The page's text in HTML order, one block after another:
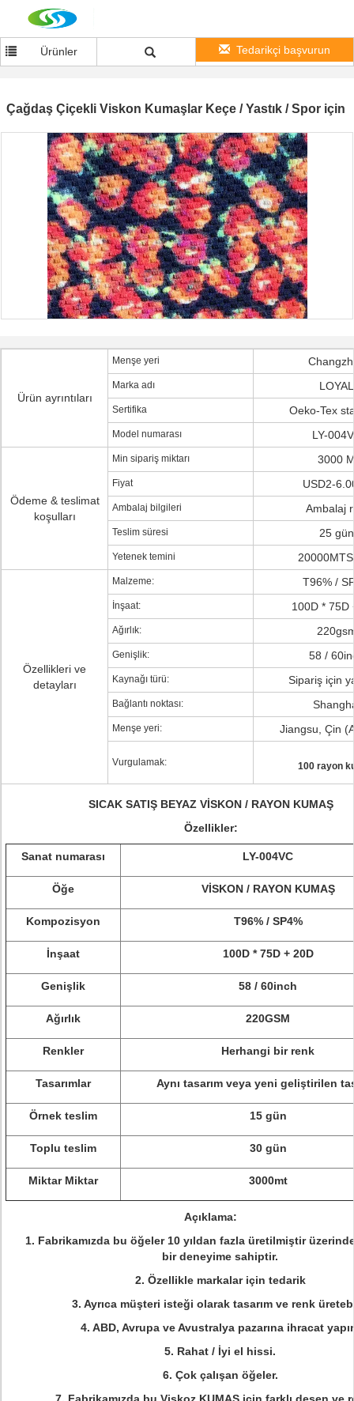
Ürünler Tedarikçi başvurun
Çağdaş Çiçekli Viskon Kumaşlar Keçe / Yastık / Spor için
Ürün ayrıntıları
Menşe yeri
Marka adı LOYAL
Sertifika Oeko-Tex
Model numarası LY-
Ödeme & teslimat
koşulları
Min sipariş miktarı 3000
Fiyat USD2-
Ambalaj bilgileri Ambalaj
Teslim süresi 25 gün
Yetenek temini
Özellikleri ve
detayları
Malzeme: T96% /
İnşaat: 100D * 75D
Ağırlık:
Genişlik: 58 /
Kaynağı türü: Sipariş için
Bağlantı noktası:
Menşe yeri: Jiangsu, Çin
Vurgulamak: 100 rayon
SICAK SATIŞ BEYAZ VİSKON / RAYON KUMAŞ
Özellikler:
Sanat numarası LY-004VC
Öğe VİSKON / RAYON KUMAŞ
Kompozisyon T96% / SP4%
İnşaat 100D * 75D + 20D
Genişlik 58 / 60inch
Ağırlık 220GSM
Renkler Herhangi bir renk
Tasarımlar Aynı tasarım veya yeni geliştirilen
Örnek teslim 15 gün
Toplu teslim 30 gün
Miktar Miktar 3000mt
Açıklama:
1. Fabrikamızda bu öğeler 10 yıldan fazla üretilmiştir
bir deneyime sahiptir.
2. Özellikle markalar için tedarik
3. Ayrıca müşteri isteği olarak tasarım ve renk
4. ABD, Avrupa ve Avustralya pazarına ihracat
5. Rahat / İyi el hissi.
6. Çok çalışan öğeler.